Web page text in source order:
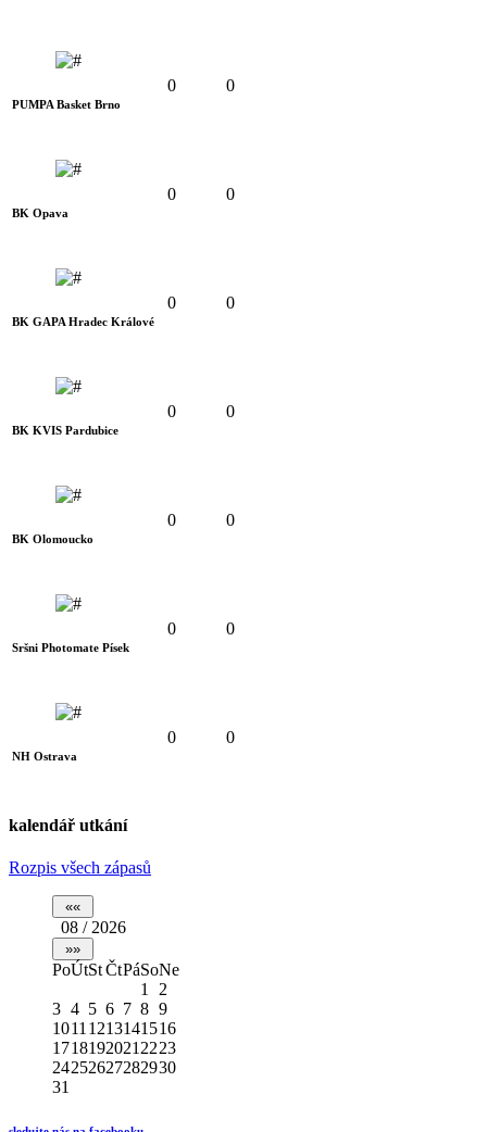
PUMPA Basket Brno
0 0
BK Opava
0 0
BK GAPA Hradec Králové
0 0
BK KVIS Pardubice
0 0
BK Olomoucko
0 0
Sršni Photomate Písek
0 0
NH Ostrava
0 0
kalendář utkání
Rozpis všech zápasů
08 / 2026
PoÚtStČtPáSoNe
1
2
3 4 5 6 7 8 9
1011 1213141516
1718192021 2223
24252627282930
31